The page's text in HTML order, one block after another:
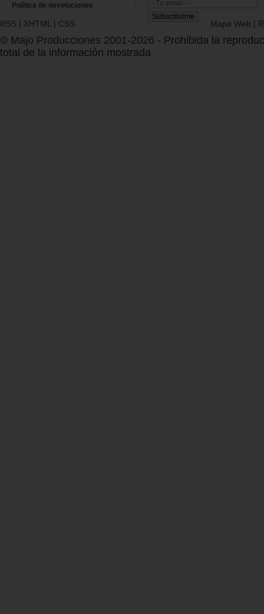
Política de devoluciones
RSS | XHTML | CSS Mapa Web |
© Majo Producciones 2001-2026 - Prohibida la
total de la información mostrada